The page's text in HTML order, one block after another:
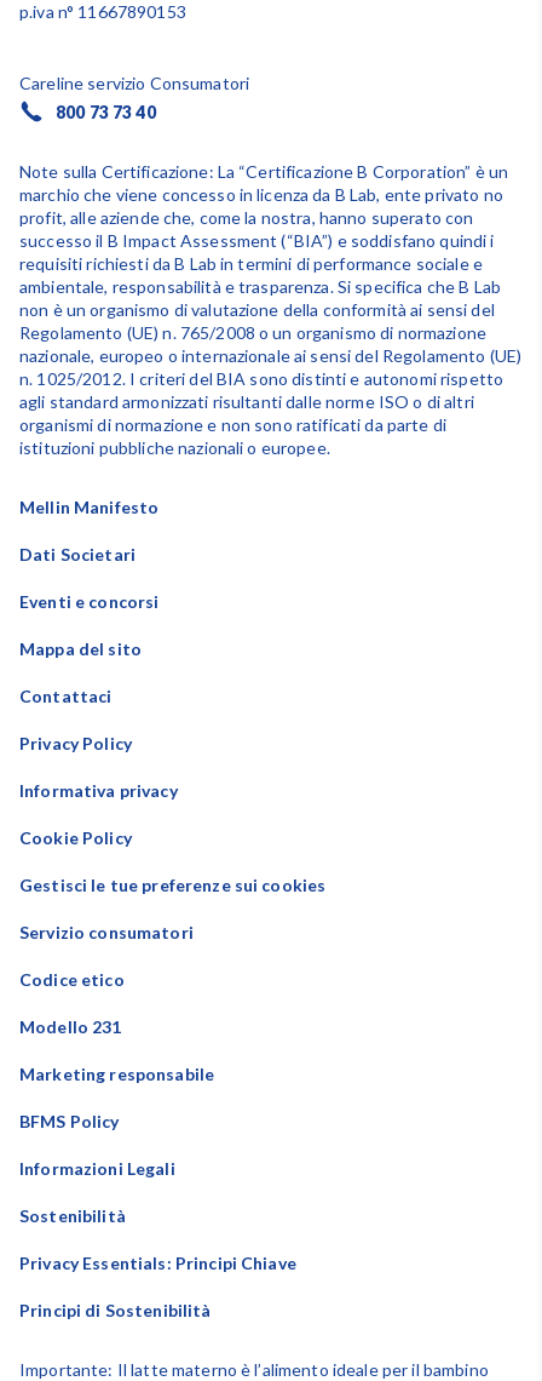
p.iva n° 11667890153
Careline servizio Consumatori
800 73 73 40
Note sulla Certificazione: La “Certificazione B Corporation” è un
marchio che viene concesso in licenza da B Lab, ente privato no
profit, alle aziende che, come la nostra, hanno superato con
successo il B Impact Assessment (“BIA”) e soddisfano quindi i
requisiti richiesti da B Lab in termini di performance sociale e
ambientale, responsabilità e trasparenza. Si specifica che B Lab
non è un organismo di valutazione della conformità ai sensi del
Regolamento (UE) n. 765/2008 o un organismo di normazione
nazionale, europeo o internazionale ai sensi del Regolamento (UE)
n. 1025/2012. I criteri del BIA sono distinti e autonomi rispetto
agli standard armonizzati risultanti dalle norme ISO o di altri
organismi di normazione e non sono ratificati da parte di
istituzioni pubbliche nazionali o europee.
Importante: Il latte materno è l’alimento ideale per il bambino
Mellin Manifesto
Dati Societari
Eventi e concorsi
Mappa del sito
Contattaci
Privacy Policy
Informativa privacy
Cookie Policy
Gestisci le tue preferenze sui cookies
Servizio consumatori
Codice etico
Modello 231
Marketing responsabile
BFMS Policy
Informazioni Legali
Sostenibilità
Privacy Essentials: Principi Chiave
Principi di Sostenibilità